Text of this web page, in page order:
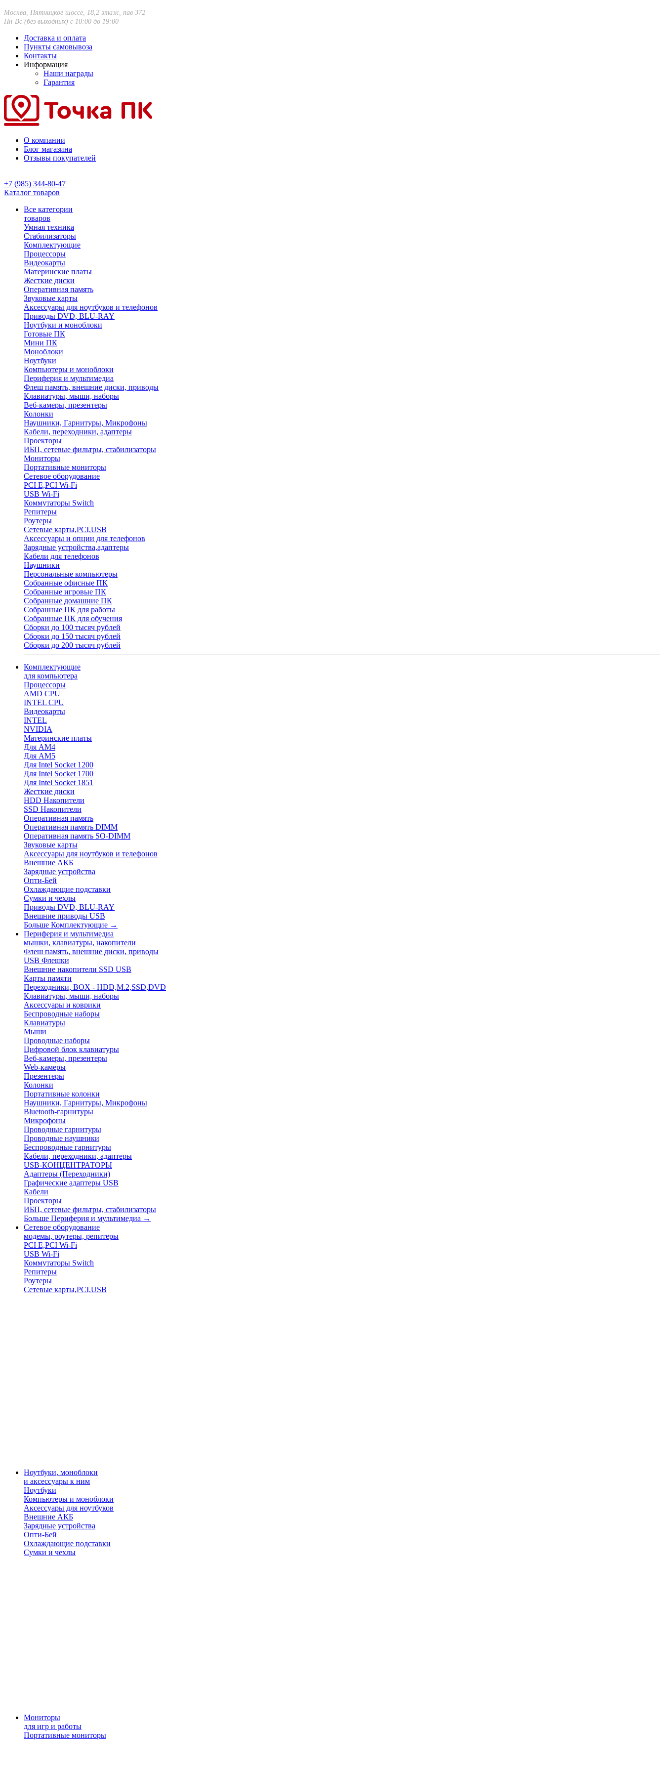
Москва, Пятницкое шоссе, 18,2 этаж, пав 372
Пн-Вс (без выходных) с 10:00 до 19:00
Доставка и оплата
Пункты самовывоза
Контакты
Информация
Наши награды
Гарантия
О компании
Блог магазина
Отзывы покупателей
+7 (985) 344-80-47
Каталог товаров
Все категории
товаров
Умная техника
Стабилизаторы
Комплектующие
Процессоры
Видеокарты
Материнские платы
Жесткие диски
Оперативная память
Звуковые карты
Аксессуары для ноутбуков и телефонов
Приводы DVD, BLU-RAY
Ноутбуки и моноблоки
Готовые ПК
Мини ПК
Моноблоки
Ноутбуки
Компьютеры и моноблоки
Периферия и мультимедиа
Флеш память, внешние диски, приводы
Клавиатуры, мыши, наборы
Веб-камеры, презентеры
Колонки
Наушники, Гарнитуры, Микрофоны
Кабели, переходники, адаптеры
Проекторы
ИБП, сетевые фильтры, стабилизаторы
Мониторы
Портативные мониторы
Сетевое оборудование
PCI E,PCI Wi-Fi
USB Wi-Fi
Коммутаторы Switch
Репитеры
Роутеры
Сетевые карты,PCI,USB
Аксессуары и опции для телефонов
Зарядные устройства,адаптеры
Кабели для телефонов
Наушники
Персональные компьютеры
Собранные офисные ПК
Собранные игровые ПК
Собранные домашние ПК
Собранные ПК для работы
Собранные ПК для обучения
Сборки до 100 тысяч рублей
Сборки до 150 тысяч рублей
Сборки до 200 тысяч рублей
Комплектующие
для компьютера
Процессоры
AMD CPU
INTEL CPU
Видеокарты
INTEL
NVIDIA
Материнские платы
Для AM4
Для AM5
Для Intel Socket 1200
Для Intel Socket 1700
Для Intel Socket 1851
Жесткие диски
HDD Накопители
SSD Накопители
Оперативная память
Оперативная память DIMM
Оперативная память SO-DIMM
Звуковые карты
Аксессуары для ноутбуков и телефонов
Внешние АКБ
Зарядные устройства
Опти-Бей
Охлаждающие подставки
Сумки и чехлы
Приводы DVD, BLU-RAY
Внешние приводы USB
Больше Комплектующие →
Периферия и мультимедиа
мышки, клавиатуры, накопители
Флеш память, внешние диски, приводы
USB Флешки
Внешние накопители SSD USB
Карты памяти
Переходники, BOX - HDD,M.2,SSD,DVD
Клавиатуры, мыши, наборы
Аксессуары и коврики
Беспроводные наборы
Клавиатуры
Мыши
Проводные наборы
Цифровой блок клавиатуры
Веб-камеры, презентеры
Web-камеры
Презентеры
Колонки
Портативные колонки
Наушники, Гарнитуры, Микрофоны
Bluetooth-гарнитуры
Микрофоны
Проводные гарнитуры
Проводные наушники
Беспроводные гарнитуры
Кабели, переходники, адаптеры
USB-КОНЦЕНТРАТОРЫ
Адаптеры (Переходники)
Графические адаптеры USB
Кабели
Проекторы
ИБП, сетевые фильтры, стабилизаторы
Больше Периферия и мультимедиа →
Сетевое оборудование
модемы, роутеры, репитеры
PCI E,PCI Wi-Fi
USB Wi-Fi
Коммутаторы Switch
Репитеры
Роутеры
Сетевые карты,PCI,USB
Ноутбуки, моноблоки
и аксессуары к ним
Ноутбуки
Компьютеры и моноблоки
Аксессуары для ноутбуков
Внешние АКБ
Зарядные устройства
Опти-Бей
Охлаждающие подставки
Сумки и чехлы
Мониторы
для игр и работы
Портативные мониторы